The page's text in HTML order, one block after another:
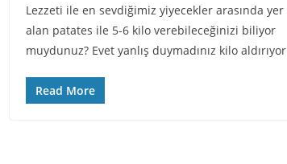
Lezzeti ile en sevdiğimiz yiyecekler arasında yer
alan patates ile 5-6 kilo verebileceğinizi biliyor
muydunuz? Evet yanlış duymadınız kilo aldırıyor
Read More